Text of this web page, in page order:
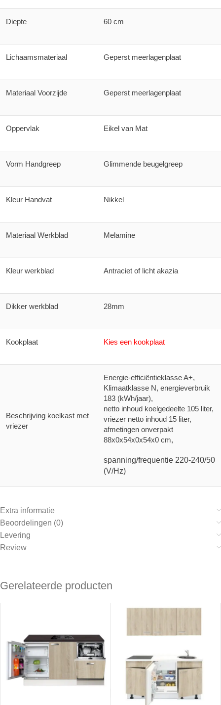
Diepte 60 cm
Lichaamsmateriaal Geperst meerlagenplaat
Materiaal Voorzijde Geperst meerlagenplaat
Oppervlak Eikel van Mat
Vorm Handgreep Glimmende beugelgreep
Kleur Handvat Nikkel
Materiaal Werkblad Melamine
Kleur werkblad Antraciet of licht akazia
Dikker werkblad 28mm
Kookplaat Kies een kookplaat
Beschrijving koelkast met
vriezer
Energie-efficiëntieklasse A+,
Klimaatklasse N, energieverbruik
183 (kWh/jaar),
netto inhoud koelgedeelte 105 liter,
vriezer netto inhoud 15 liter,
afmetingen onverpakt
88x0x54x0x54x0 cm,
spanning/frequentie 220-240/50
(V/Hz)
Extra informatie
Beoordelingen (0)
Levering
Review
Gerelateerde producten